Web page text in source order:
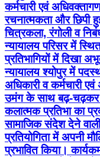
कर्मचारी एवं
रचनात्मकता और छिपी
चित्रकला, रंगोली व
न्यायालय परिसर में
प्रतिभागियों में दिखा
न्यायालय श्योपुर में
अधिकारी व कर्मचारी
उमंग के साथ बढ़-चढ़कर
कलात्मक प्रतिभा का
सामाजिक संदेश देने
प्रतियोगिता में अपनी
प्रभावित किया।